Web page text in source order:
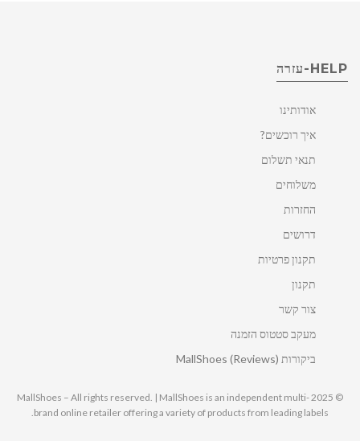
HELP-עזרה
אודותינו
איך רוכשים?
תנאי תשלום
משלוחים
החזרות
דרושים
תקנון פרטיות
תקנון
צור קשר
מעקב סטטוס הזמנה
ביקורות MallShoes (Reviews)
© 2025 MallShoes – All rights reserved. | MallShoes is an independent multi-
brand online retailer offering a variety of products from leading labels.